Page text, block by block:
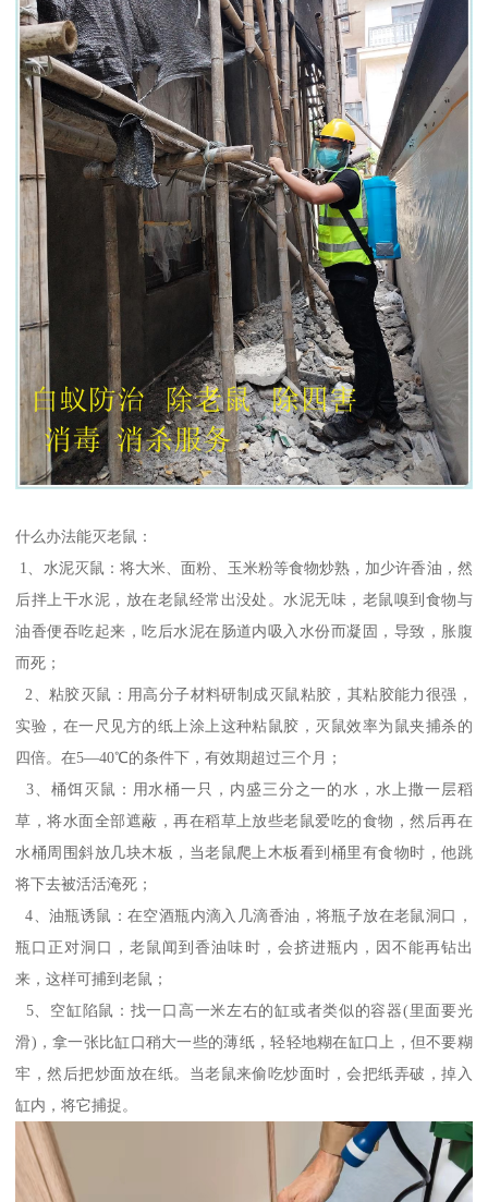
什么办法能灭老鼠：
1、水泥灭鼠：将大米、面粉、玉米粉等食物炒熟，加少许香油，然
后拌上干水泥，放在老鼠经常出没处。水泥无味，老鼠嗅到食物与
油香便吞吃起来，吃后水泥在肠道内吸入水份而凝固，导致，胀腹
而死；
2、粘胶灭鼠：用高分子材料研制成灭鼠粘胶，其粘胶能力很强，
实验，在一尺见方的纸上涂上这种粘鼠胶，灭鼠效率为鼠夹捕杀的
四倍。在5—40℃的条件下，有效期超过三个月；
3、桶饵灭鼠：用水桶一只，内盛三分之一的水，水上撒一层稻
草，将水面全部遮蔽，再在稻草上放些老鼠爱吃的食物，然后再在
水桶周围斜放几块木板，当老鼠爬上木板看到桶里有食物时，他跳
将下去被活活淹死；
4、油瓶诱鼠：在空酒瓶内滴入几滴香油，将瓶子放在老鼠洞口，
瓶口正对洞口，老鼠闻到香油味时，会挤进瓶内，因不能再钻出
来，这样可捕到老鼠；
5、空缸陷鼠：找一口高一米左右的缸或者类似的容器(里面要光
滑)，拿一张比缸口稍大一些的薄纸，轻轻地糊在缸口上，但不要糊
牢，然后把炒面放在纸。当老鼠来偷吃炒面时，会把纸弄破，掉入
缸内，将它捕捉。